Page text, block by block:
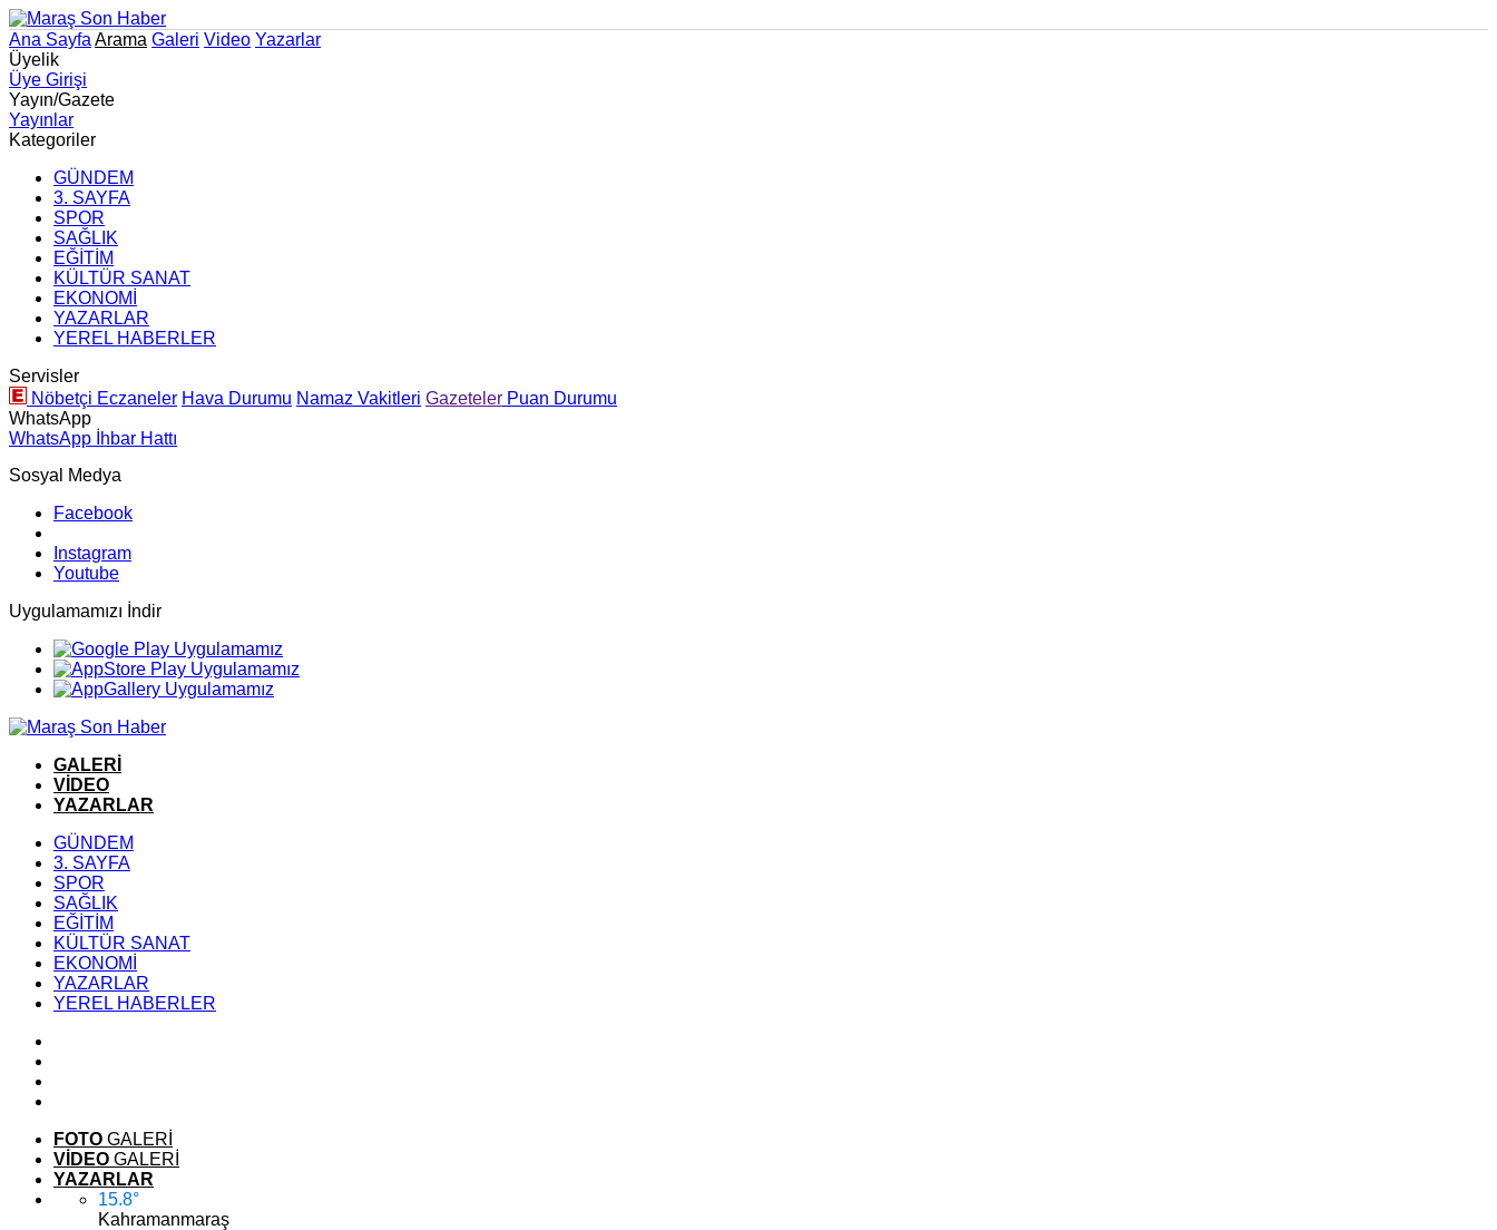
Ana Sayfa Arama Galeri Video Yazarlar
Üyelik
Üye Girişi
Yayın/Gazete
Yayınlar
Kategoriler
GÜNDEM
3. SAYFA
SPOR
SAĞLIK
EĞİTİM
KÜLTÜR SANAT
EKONOMİ
YAZARLAR
YEREL HABERLER
Servisler
Nöbetçi Eczaneler Hava Durumu Namaz Vakitleri Gazeteler Puan Durumu
WhatsApp
WhatsApp İhbar Hattı
Sosyal Medya
Facebook
Instagram
Youtube
Uygulamamızı İndir
GALERİ
VİDEO
YAZARLAR
GÜNDEM
3. SAYFA
SPOR
SAĞLIK
EĞİTİM
KÜLTÜR SANAT
EKONOMİ
YAZARLAR
YEREL HABERLER
FOTO GALERİ
VİDEO GALERİ
YAZARLAR
15.8°
Kahramanmaraş